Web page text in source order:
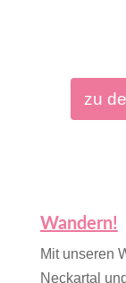
zu
Wandern!
Mit unseren
Neckartal